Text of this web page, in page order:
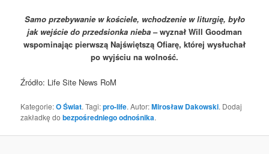
Samo przebywanie w kościele, wchodzenie w liturgię, było
jak wejście do przedsionka nieba– wyznał Will Goodman
wspominając pierwszą Najświętszą Ofiarę, której wysłuchał
po wyjściu na wolność.
Źródło: Life Site News RoM
Kategorie:O Świat. Tagi:pro-life. Autor:Mirosław Dakowski. Dodaj
zakładkę dobezpośredniego odnośnika.